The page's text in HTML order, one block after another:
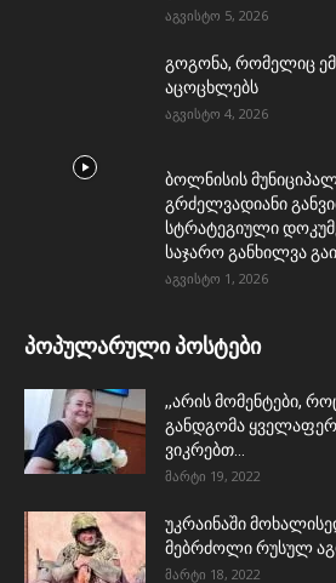
აგვისტო 5, 2026
გოგონა, რომელიც
აცოცხლებს
აგვისტო 4, 2026
ბოლნისის
გრძელვადიანი
სტრატეგიული
საჯარო განხილვა
აგვისტო 1, 2026
პოპულარული პოსტები
,,არის მომენტები,
განდგომა
ვიკრებთ...
მარტი 19, 2022
უკრაინაში
მებრძოლი რუსულ
მარტი 18, 2022